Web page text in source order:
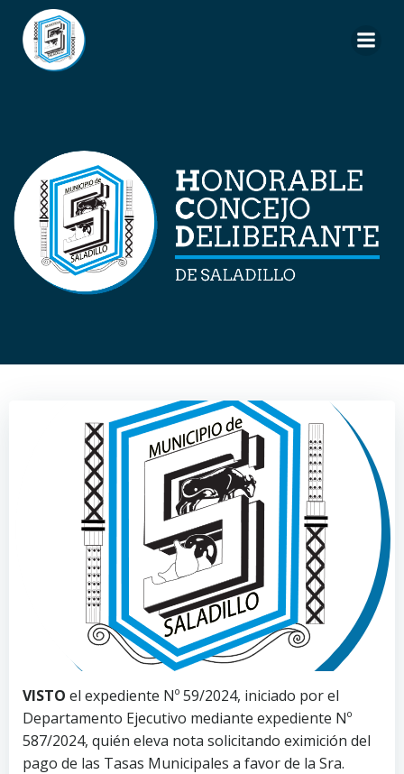
VISTO el expediente Nº 59/2024, iniciado por el
Departamento Ejecutivo mediante expediente Nº
587/2024, quién eleva nota solicitando eximición del
pago de las Tasas Municipales a favor de la Sra.